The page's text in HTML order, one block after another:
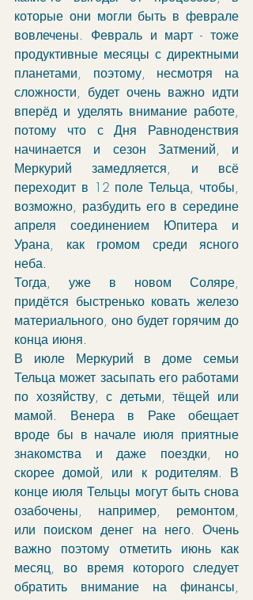
которые они могли быть в феврале
вовлечены. Февраль и март - тоже
продуктивные месяцы с директными
планетами, поэтому, несмотря на
сложности, будет очень важно идти
вперёд и уделять внимание работе,
потому что с Дня Равноденствия
начинается и сезон Затмений, и
Меркурий замедляется, и всё
переходит в 12 поле Тельца, чтобы,
возможно, разбудить его в середине
апреля соединением Юпитера и
Урана, как громом среди ясного
неба.
Тогда, уже в новом Соляре,
придётся быстренько ковать железо
материального, оно будет горячим до
конца июня.
В июле Меркурий в доме семьи
Тельца может засыпать его работами
по хозяйству, с детьми, тёщей или
мамой. Венера в Раке обещает
вроде бы в начале июля приятные
знакомства и даже поездки, но
скорее домой, или к родителям. В
конце июля Тельцы могут быть снова
озабочены, например, ремонтом,
или поиском денег на него. Очень
важно поэтому отметить июнь как
месяц, во время которого следует
обратить внимание на финансы,